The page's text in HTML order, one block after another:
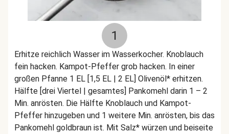
1
Erhitze reichlich Wasser im Wasserkocher. Knoblauch
fein hacken. Kampot-Pfeffer grob hacken. In einer
großen Pfanne 1 EL [1,5 EL | 2 EL] Olivenöl* erhitzen.
Hälfte [drei Viertel | gesamtes] Pankomehl darin 1 – 2
Min. anrösten. Die Hälfte Knoblauch und Kampot-
Pfeffer hinzugeben und 1 weitere Min. anrösten, bis das
Pankomehl goldbraun ist. Mit Salz* würzen und beiseite